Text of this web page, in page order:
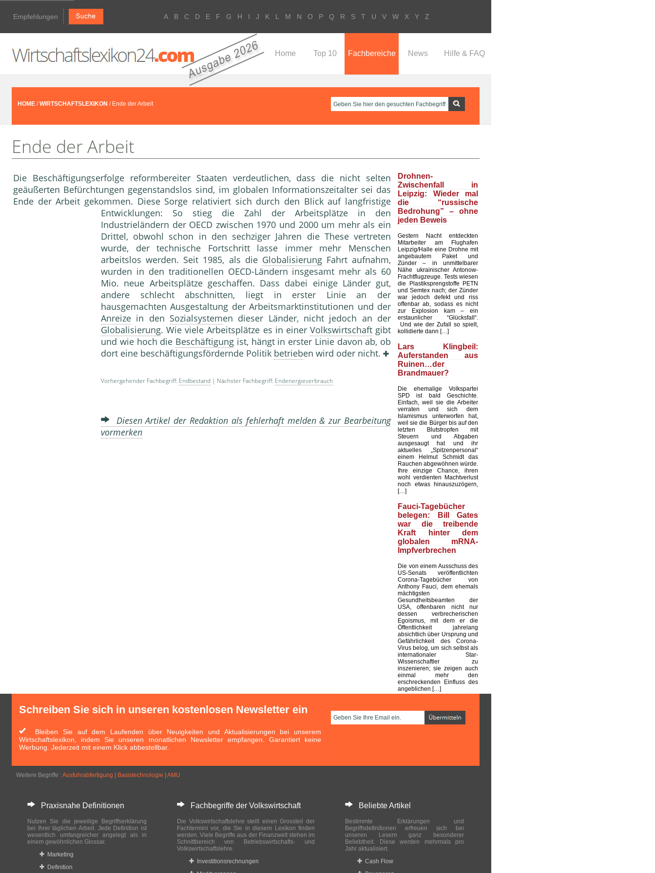
Empfehlungen A B C D E F G H I J K L M N O P Q R S T U V W X Y Z
Home Top 10 Fachbereiche News Hilfe & FAQ
HOME /WIRTSCHAFTSLEXIKON / Ende der Arbeit
Ende der Arbeit
Die Beschäftigungserfolge reformbereiter Staaten verdeutlichen, dass die nicht selten
geäußerten Befürchtungen gegenstandslos sind, im globalen Informationszeitalter sei das
Ende der Arbeit gekommen. Diese Sorge relativiert sich durch den Blick auf langfristige
Entwicklungen: So stieg die Zahl der Arbeitsplätze in den
Industrieländern der OECD zwischen 1970 und 2000 um mehr als ein
Drittel, obwohl schon in den sechziger Jahren die These vertreten
wurde, der technische Fortschritt lasse immer mehr Menschen
arbeitslos werden. Seit 1985, als die GlobalisierungFahrt aufnahm,
wurden in den traditionellen OECD-Ländern insgesamt mehr als 60
Mio. neue Arbeitsplätze geschaffen. Dass dabei einige Länder gut,
andere schlecht abschnitten, liegt in erster Linie an der
hausgemachten Ausgestaltung der Arbeitsmarktinstitutionen und der
Anreize in den Sozialsystemen dieser Länder, nicht jedoch an der
Globalisierung. Wie viele Arbeitsplätze es in einer Volkswirtschaftgibt
und wie hoch die Beschäftigung ist, hängt in erster Linie davon ab, ob
dort eine beschäftigungsfördernde Politik betrieben wird oder nicht.
Vorhergehender Fachbegriff: Endbestand | Nächster Fachbegriff: Endenergieverbrauch
Diesen Artikel der Redaktion als fehlerhaft melden & zur Bearbeitung
vormerken
Drohnen-
Zwischenfall in
Leipzig: Wieder mal
die “russische
Bedrohung” – ohne
jeden Beweis
Gestern Nacht entdeckten
Mitarbeiter am Flughafen
Leipzig/Halle eine Drohne mit
angebautem Paket und
Zünder – in unmittelbarer
Nähe ukrainischer Antonow-
Frachtflugzeuge. Tests wiesen
die Plastiksprengstoffe PETN
und Semtex nach; der Zünder
war jedoch defekt und riss
offenbar ab, sodass es nicht
zur Explosion kam – ein
erstaunlicher “Glücksfall“.
Und wie der Zufall so spielt,
kollidierte dann […]
Lars Klingbeil:
Auferstanden aus
Ruinen…der
Brandmauer?
Die ehemalige Volkspartei
SPD ist bald Geschichte.
Einfach, weil sie die Arbeiter
verraten und sich dem
Islamismus unterworfen hat,
weil sie die Bürger bis auf den
letzten Blutstropfen mit
Steuern und Abgaben
ausgesaugt hat und ihr
aktuelles „Spitzenpersonal“
einem Helmut Schmidt das
Rauchen abgewöhnen würde.
Ihre einzige Chance, ihren
wohl verdienten Machtverlust
noch etwas hinauszuzögern,
[…]
Fauci-Tagebücher
belegen: Bill Gates
war die treibende
Kraft hinter dem
globalen mRNA-
Impfverbrechen
Die von einem Ausschuss des
US-Senats veröffentlichten
Corona-Tagebücher von
Anthony Fauci, dem ehemals
mächtigsten
Gesundheitsbeamten der
USA, offenbaren nicht nur
dessen verbrecherischen
Egoismus, mit dem er die
Öffentlichkeit jahrelang
absichtlich über Ursprung und
Gefährlichkeit des Corona-
Virus belog, um sich selbst als
internationaler Star-
Wissenschaftler zu
inszenieren; sie zeigen auch
einmal mehr den
erschreckenden Einfluss des
angeblichen […]
Schreiben Sie sich in unseren kostenlosen Newsletter ein
Bleiben Sie auf dem Laufenden über Neuigkeiten und Aktualisierungen bei unserem
Wirtschaftslexikon, indem Sie unseren monatlichen Newsletter empfangen. Garantiert keine
Werbung. Jederzeit mit einem Klick abbestellbar.
Weitere Begriffe : Ausfuhrabfertigung Basistechnologie AMU
Praxisnahe Definitionen
Nutzen Sie die jeweilige Begriffserklärung
bei Ihrer täglichen Arbeit. Jede Definition ist
wesentlich umfangreicher angelegt als in
einem gewöhnlichen Glossar.
Marketing
Definition
Fachbegriffe der Volkswirtschaft
Die Volkswirtschaftslehre stellt einen Grossteil der
Fachtermini vor, die Sie in diesem Lexikon finden
werden. Viele Begriffe aus der Finanzwelt stehen im
Schnittbereich von Betriebswirtschafts- und
Volkswirtschaftslehre.
Investitionsrechnungen
Beliebte Artikel
Bestimmte Erklärungen und
Begriffsdefinitionen erfreuen sich bei
unseren Lesern ganz besonderer
Beliebtheit. Diese werden mehrmals pro
Jahr aktualisiert.
Cash Flow